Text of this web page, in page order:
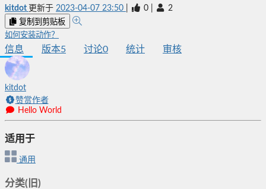
kitdot 更新于 2023-04-07 23:50 0 2
复制到剪贴板
如何安装动作？
信息 版本5 讨论0 统计 审核
kitdot
赞赏作者
Hello World
适用于
通用
分类(旧)